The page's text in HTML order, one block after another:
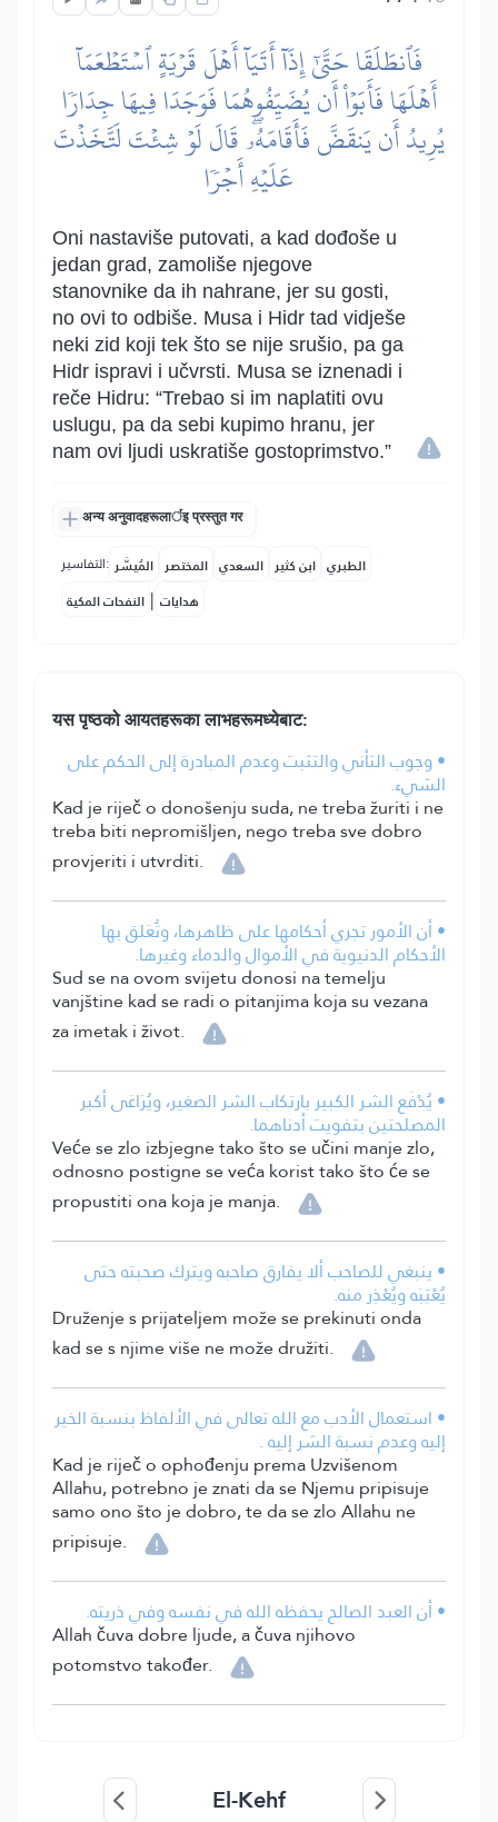
فَٱنطَلَقَا حَتَّىٰٓ إِذَآ أَتَيَآ أَهۡلَ قَرۡيَةٍ ٱسۡتَطۡعَمَآ
أَهۡلَهَا فَأَبَوۡاْ أَن يُضَيِّفُوهُمَا فَوَجَدَا فِيهَا جِدَارٗا
يُرِيدُ أَن يَنقَضَّ فَأَقَامَهُۥۖ قَالَ لَوۡ شِئۡتَ لَتَّخَذۡتَ
عَلَيۡهِ أَجۡرٗا
Oni nastaviše putovati, a kad dođoše u
jedan grad, zamoliše njegove
stanovnike da ih nahrane, jer su gosti,
no ovi to odbiše. Musa i Hidr tad vidješe
neki zid koji tek što se nije srušio, pa ga
Hidr ispravi i učvrsti. Musa se iznenadi i
reče Hidru: “Trebao si im naplatiti ovu
uslugu, pa da sebi kupimo hranu, jer
nam ovi ljudi uskratiše gostoprimstvo.”
अन्य अनुवादहरूलार्इ प्रस्तुत गर
التفاسير: المُيسَّر المختصر السعدي ابن كثير الطبري
النفحات المكية | هدايات
यस पृष्ठको आयतहरूका लाभहरूमध्येबाट:
• وجوب التأني والتثبت وعدم المبادرة إلى الحكم على
الشيء.
Kad je riječ o donošenju suda, ne treba žuriti i ne
treba biti nepromišljen, nego treba sve dobro
provjeriti i utvrditi.
• أن الأمور تجري أحكامها على ظاهرها، وتُعَلق بها
الأحكام الدنيوية في الأموال والدماء وغيرها.
Sud se na ovom svijetu donosi na temelju
vanjštine kad se radi o pitanjima koja su vezana
za imetak i život.
• يُدْفَع الشر الكبير بارتكاب الشر الصغير، ويُرَاعَى أكبر
المصلحتين بتفويت أدناهما.
Veće se zlo izbjegne tako što se učini manje zlo,
odnosno postigne se veća korist tako što će se
propustiti ona koja je manja.
• ينبغي للصاحب ألا يفارق صاحبه ويترك صحبته حتى
يُعْتِبَه ويُعْذِر منه.
Druženje s prijateljem može se prekinuti onda
kad se s njime više ne može družiti.
• استعمال الأدب مع الله تعالى في الألفاظ بنسبة الخير
إليه وعدم نسبة الشر إليه .
Kad je riječ o ophođenju prema Uzvišenom
Allahu, potrebno je znati da se Njemu pripisuje
samo ono što je dobro, te da se zlo Allahu ne
pripisuje.
• أن العبد الصالح يحفظه الله في نفسه وفي ذريته.
Allah čuva dobre ljude, a čuva njihovo
potomstvo također.
El-Kehf